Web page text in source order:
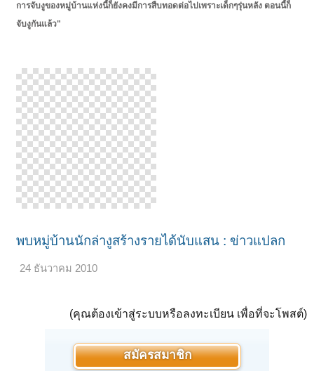
การจับงูของหมู่บ้านแห่งนี้ก็ยังคงมีการสืบทอดต่อไปเพราะเด็กๆรุ่นหลัง ตอนนี้ก็
จับงูกันแล้ว"
พบหมู่บ้านนักล่างูสร้างรายได้นับแสน : ข่าวแปลก
24 ธันวาคม 2010
(คุณต้องเข้าสู่ระบบหรือลงทะเบียน เพื่อที่จะโพสต์)
สมัครสมาชิก